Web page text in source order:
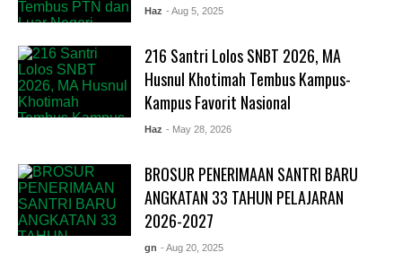
Haz - Aug 5, 2025
216 Santri Lolos SNBT 2026, MA
Husnul Khotimah Tembus Kampus-
Kampus Favorit Nasional
Haz - May 28, 2026
BROSUR PENERIMAAN SANTRI BARU
ANGKATAN 33 TAHUN PELAJARAN
2026-2027
gn - Aug 20, 2025